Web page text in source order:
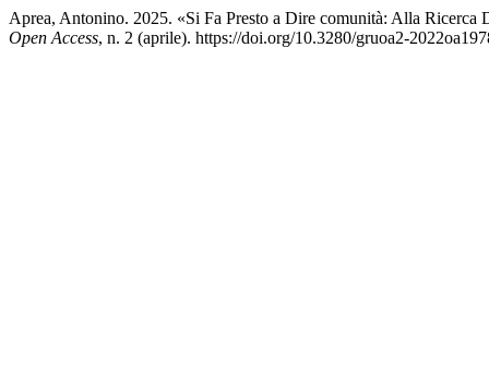
Aprea, Antonino. 2025. «Si Fa Presto a Dire comunità: Alla
Open Access, n. 2 (aprile). https://doi.org/10.3280/gruoa2-